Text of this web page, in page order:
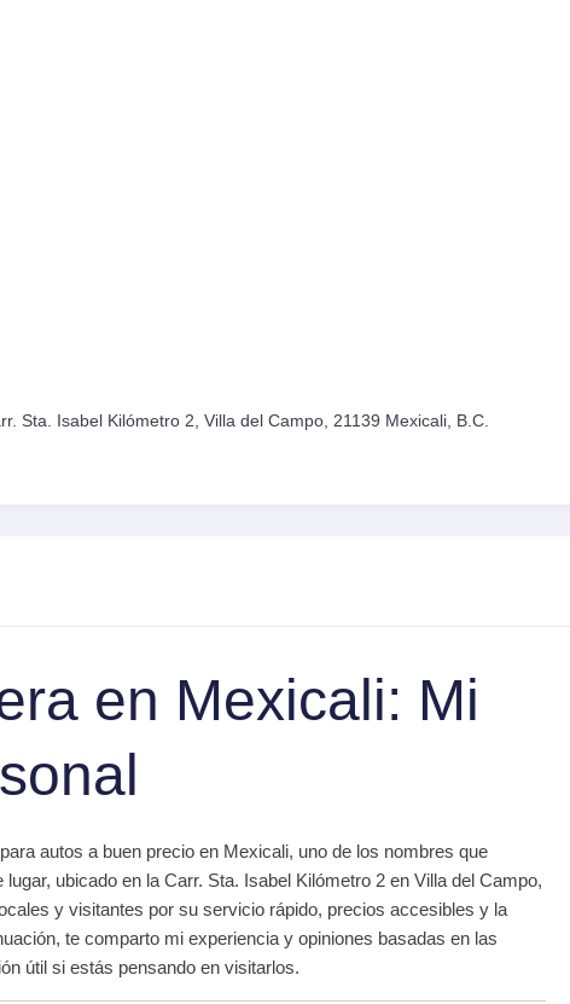
Sta. Isabel Kilómetro 2, Villa del Campo, 21139 Mexicali, B.C.
en Mexicali: Mi
autos a buen precio en Mexicali, uno de los nombres que
lugar, ubicado en la Carr. Sta. Isabel Kilómetro 2 en Villa del Campo,
y visitantes por su servicio rápido, precios accesibles y la
te comparto mi experiencia y opiniones basadas en las
útil si estás pensando en visitarlos.